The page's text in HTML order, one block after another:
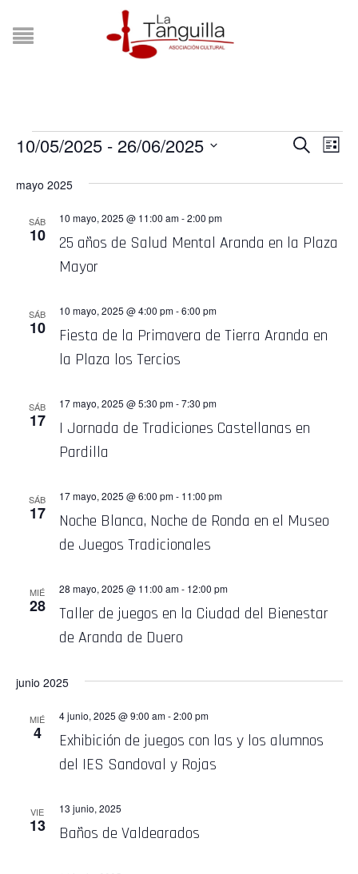
EVENTOS
DE
Y
BUSCARLISTA
10/05/2025 - 26/06/2025
la
fecha.
mayo 2025
SÁB
10
25 años de Salud Mental Aranda en la Plaza
Mayor
10 mayo, 2025 @ 11:00 am-2:00 pm
SÁB
10
Fiesta de la Primavera de Tierra Aranda en
la Plaza los Tercios
10 mayo, 2025 @ 4:00 pm-6:00 pm
SÁB
17
I Jornada de Tradiciones Castellanas en
Pardilla
17 mayo, 2025 @ 5:30 pm-7:30 pm
SÁB
17
Noche Blanca, Noche de Ronda en el Museo
de Juegos Tradicionales
17 mayo, 2025 @ 6:00 pm- 11:00 pm
MIÉ
28
Taller de juegos en la Ciudad del Bienestar
de Aranda de Duero
28 mayo, 2025 @ 11:00 am- 12:00 pm
junio 2025
MIÉ
4
Exhibición de juegos con las y los alumnos
del IES Sandoval y Rojas
4 junio, 2025 @ 9:00 am-2:00 pm
VIE
13 Baños de Valdearados
13 junio, 2025